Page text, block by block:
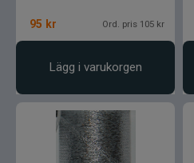
95 kr Ord. pris 105 kr
Lägg i varukorgen